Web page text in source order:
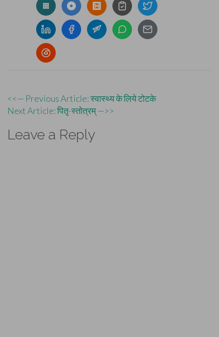
Post
navigation
<<— Previous Article: स्वास्थ्य के लिये टोटके
Next Article: पितृ-स्तोत्रम् —>>
Leave a Reply